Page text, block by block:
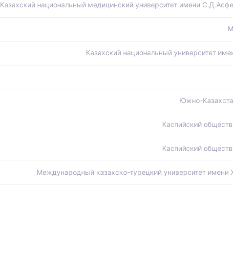
Казахский национальный медицинский университет имени
Казахский национальный университет
Южно-
Каспийский
Каспийский
Международный казахско-турецкий университет